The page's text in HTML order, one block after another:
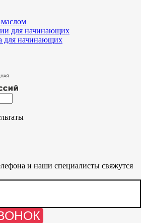
для начинающих
для начинающих
и наши специалисты свяжутся